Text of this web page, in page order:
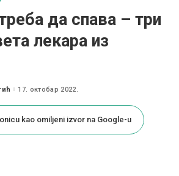
да спава – три
лекара из
17. октобар 2022.
kao omiljeni izvor na Google-u